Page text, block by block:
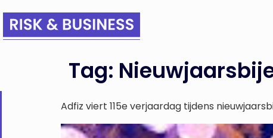
Tag:
Adfiz viert 115e verjaardag tijdens